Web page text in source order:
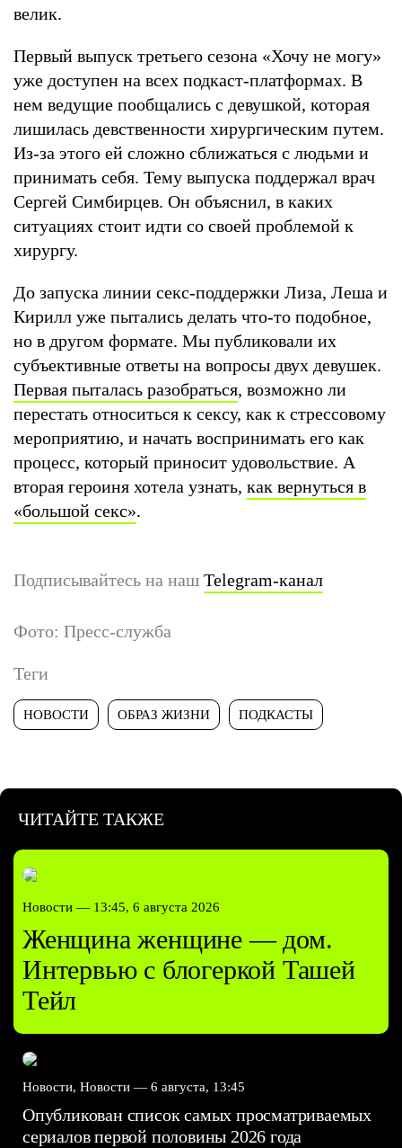
велик.
Первый выпуск третьего сезона «Хочу не могу»
уже доступен на всех подкаст-платформах. В
нем ведущие пообщались с девушкой, которая
лишилась девственности хирургическим путем.
Из-за этого ей сложно сближаться с людьми и
принимать себя. Тему выпуска поддержал врач
Сергей Симбирцев. Он объяснил, в каких
ситуациях стоит идти со своей проблемой к
хирургу.
До запуска линии секс-поддержки Лиза, Леша и
Кирилл уже пытались делать что-то подобное,
но в другом формате. Мы публиковали их
субъективные ответы на вопросы двух девушек.
Первая пыталась разобраться, возможно ли
перестать относиться к сексу, как к стрессовому
мероприятию, и начать воспринимать его как
процесс, который приносит удовольствие. А
вторая героиня хотела узнать, как вернуться в
«большой секс».
Подписывайтесь на наш Telegram-канал
Фото: Пресс-служба
Теги
НОВОСТИ ОБРАЗ ЖИЗНИ ПОДКАСТЫ
ЧИТАЙТЕ ТАКЖЕ
Новости — 13:45, 6 августа 2026
Женщина женщине — дом.
Интервью с блогеркой Ташей
Тейл
Новости, Новости — 6 августа, 13:45
Опубликован список самых просматриваемых
сериалов первой половины 2026 года